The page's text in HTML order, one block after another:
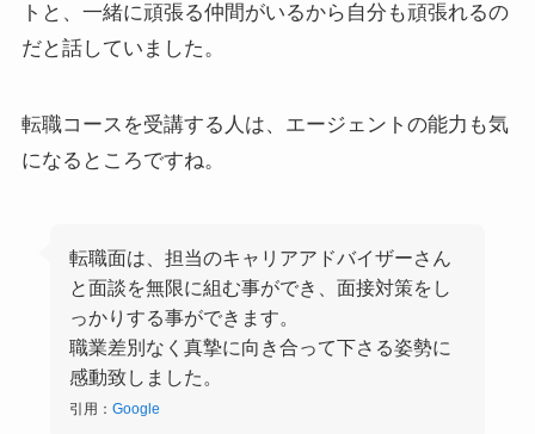
トと、一緒に頑張る仲間がいるから自分も頑張れるの
だと話していました。
転職コースを受講する人は、エージェントの能力も気
になるところですね。
転職面は、担当のキャリアアドバイザーさん
と面談を無限に組む事ができ、面接対策をし
っかりする事ができます。
職業差別なく真摯に向き合って下さる姿勢に
感動致しました。
引用：Google